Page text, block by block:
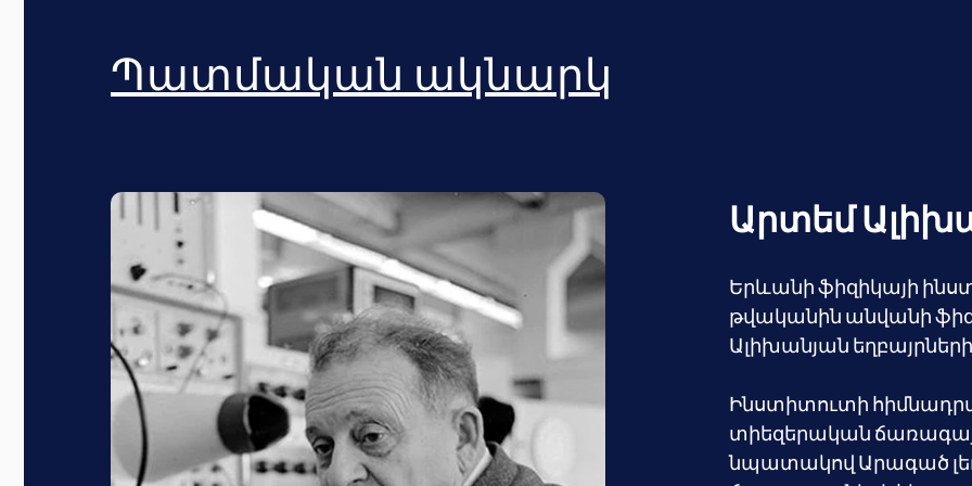
Պատմական ակնարկ
Արտեմ
Երևանի ֆիզիկայի
թվականին անվանի
Ալիխանյան
Ինստիտուտի
տիեզերական
նպատակով Արագած